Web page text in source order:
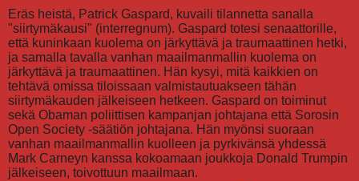
Eräs heistä, Patrick Gaspard, kuvaili tilannetta sanalla
"siirtymäkausi" (interregnum). Gaspard totesi senaattorille,
että kuninkaan kuolema on järkyttävä ja traumaattinen hetki,
ja samalla tavalla vanhan maailmanmallin kuolema on
järkyttävä ja traumaattinen. Hän kysyi, mitä kaikkien on
tehtävä omissa tiloissaan valmistautuakseen tähän
siirtymäkauden jälkeiseen hetkeen. Gaspard on toiminut
sekä Obaman poliittisen kampanjan johtajana että Sorosin
Open Society -säätiön johtajana. Hän myönsi suoraan
vanhan maailmanmallin kuolleen ja pyrkivänsä yhdessä
Mark Carneyn kanssa kokoamaan joukkoja Donald Trumpin
jälkeiseen, toivottuun maailmaan.